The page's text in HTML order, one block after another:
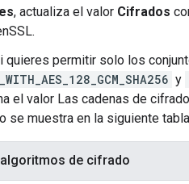
, actualiza el valor Cifrados
quieres permitir solo los
y
el valor Las cadenas de
se muestra en la siguiente
de cifrado